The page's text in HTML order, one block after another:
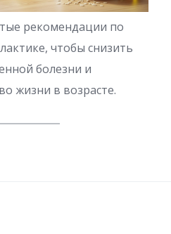
рекомендации по
чтобы снизить
болезни и
жизни в возрасте.